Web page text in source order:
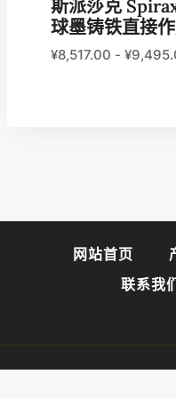
斯派莎克
球墨铸铁直接
¥8,517.00 - ¥
网站首页
联系我